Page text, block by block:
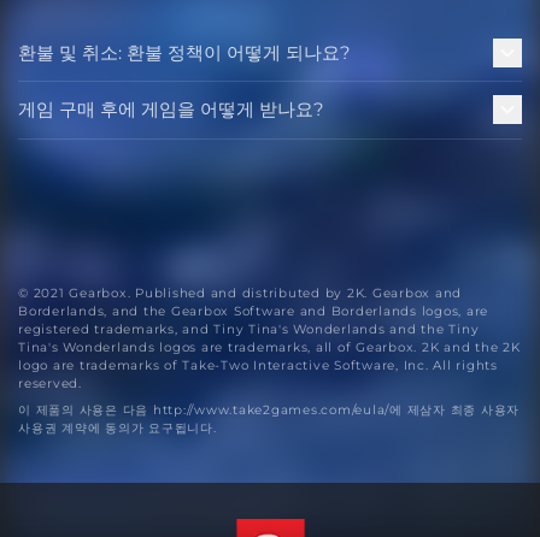
환불 및 취소: 환불 정책이 어떻게 되나요?
게임 구매 후에 게임을 어떻게 받나요?
© 2021 Gearbox. Published and distributed by 2K. Gearbox and
Borderlands, and the Gearbox Software and Borderlands logos, are
registered trademarks, and Tiny Tina's Wonderlands and the Tiny
Tina's Wonderlands logos are trademarks, all of Gearbox. 2K and the 2K
logo are trademarks of Take-Two Interactive Software, Inc. All rights
reserved.
이 제품의 사용은 다음 http://www.take2games.com/eula/에 제삼자 최종 사용자
사용권 계약에 동의가 요구됩니다.